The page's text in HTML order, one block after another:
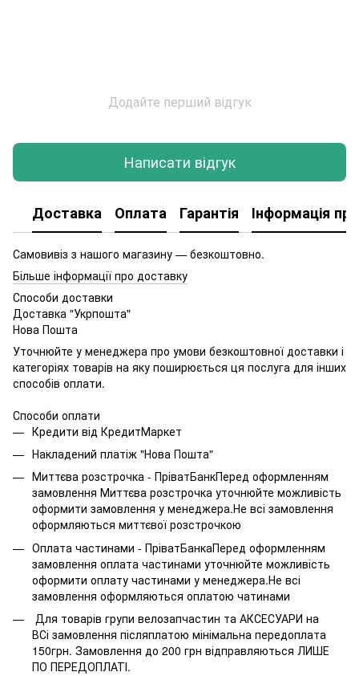
Додайте перший відгук
Написати відгук
Доставка Оплата Гарантія Інформація
Самовивіз з нашого магазину — безкоштовно.
Більше інформації про доставку
Способи доставки
Доставка "Укрпошта"
Нова Пошта
Уточнюйте у менеджера про умови безкоштовної доставки і
категоріях товарів на яку поширюється ця послуга для інших
способів оплати.
Способи оплати
Кредити від КредитМаркет
Накладений платіж "Нова Пошта"
Миттєва розстрочка - ПріватБанкПеред оформленням
замовлення Миттєва розстрочка уточнюйте можливість
оформити замовлення у менеджера.Не всі замовлення
оформляються миттєвої розстрочкою
Оплата частинами - ПріватБанкаПеред оформленням
замовлення оплата частинами уточнюйте можливість
оформити оплату частинами у менеджера.Не всі
замовлення оформляються оплатою чатинами
Для товарів групи велозапчастин та АКСЕСУАРИ на
ВСі замовлення післяплатою мінімальна передоплата
150грн. Замовлення до 200 грн відправляються ЛИШЕ
ПО ПЕРЕДОПЛАТІ.